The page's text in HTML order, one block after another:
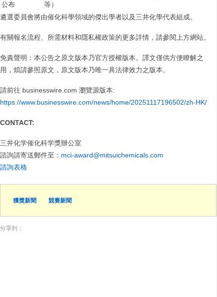
公布
等）
遴選委員會將由催化科學領域的傑出學者以及三井化學代表組成。
有關報名流程、所需材料和隱私權政策的更多詳情，請參閱上方網站。
免責聲明：本公告之原文版本乃官方授權版本。譯文僅供方便瞭解之
用，煩請參照原文，原文版本乃唯一具法律效力之版本。
請前往 businesswire.com 瀏覽源版本:
https://www.businesswire.com/news/home/20251117196502/zh-HK/
CONTACT:
三井化学催化科学獎辦公室
諮詢請寄送郵件至： mci-award@mitsuichemicals.com
諮詢表格
獲獎新聞 競賽新聞
分享到：